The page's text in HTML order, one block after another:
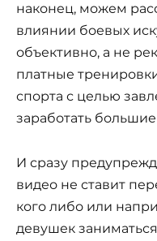
наконец, можем
влиянии боевых
объективно, а не
платные
спорта с целью
заработать
И сразу
видео не ставит
кого либо или
девушек